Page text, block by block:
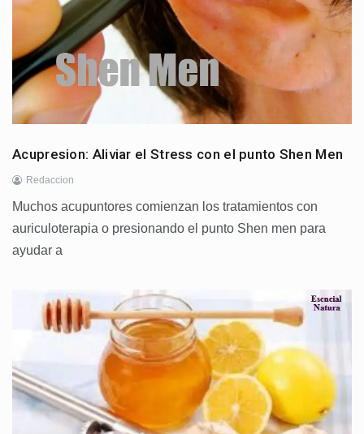
Acupresion: Aliviar el Stress con el punto Shen Men
Redaccion
Muchos acupuntores comienzan los tratamientos con
auriculoterapia o presionando el punto Shen men para
ayudar a